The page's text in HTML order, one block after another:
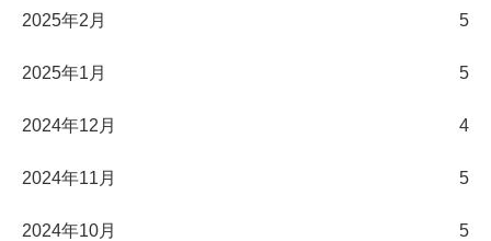
2025年2月 5
2025年1月 5
2024年12月 4
2024年11月 5
2024年10月 5